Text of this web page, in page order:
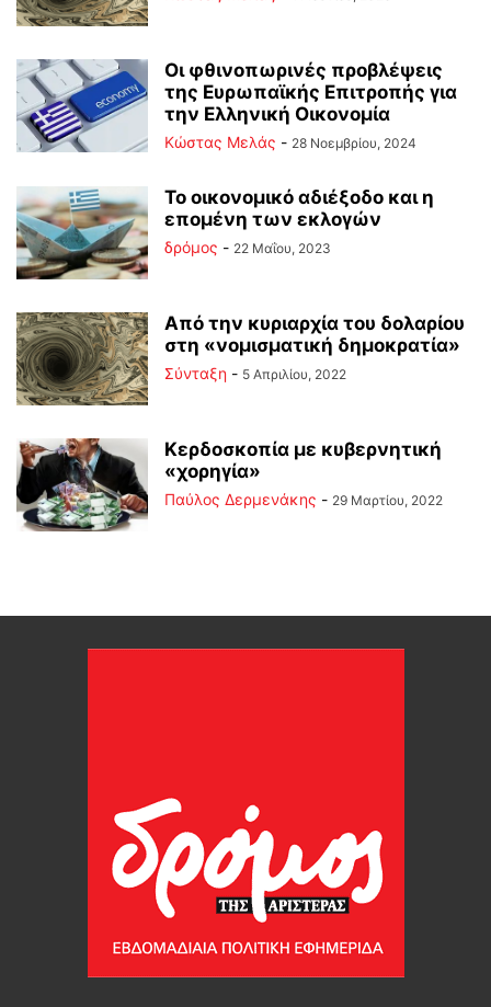
Οι φθινοπωρινές προβλέψεις
της Ευρωπαϊκής Επιτροπής για
την Ελληνική Οικονομία
Κώστας Μελάς - 28 Νοεμβρίου, 2024
Το οικονομικό αδιέξοδο και η
επομένη των εκλογών
δρόμος - 22 Μαΐου, 2023
Από την κυριαρχία του δολαρίου
στη «νομισματική δημοκρατία»
Σύνταξη - 5 Απριλίου, 2022
Κερδοσκοπία με κυβερνητική
«χορηγία»
Παύλος Δερμενάκης - 29 Μαρτίου, 2022